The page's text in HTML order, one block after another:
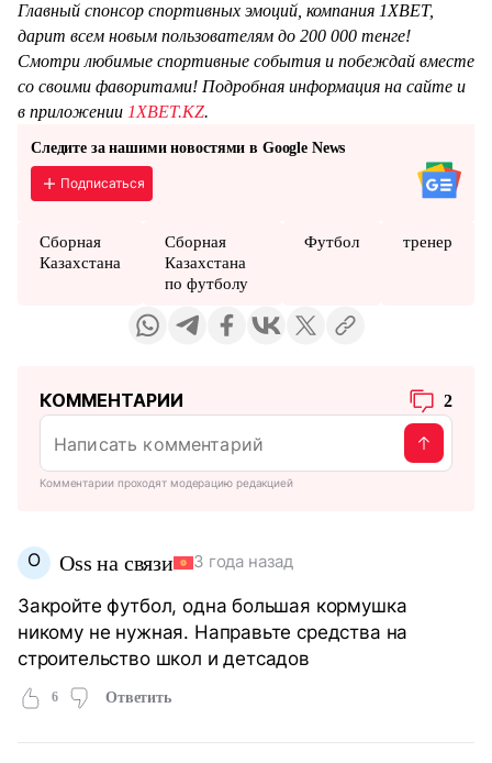
Главный спонсор спортивных эмоций, компания 1XBET,
дарит всем новым пользователям до 200 000 тенге!
Смотри любимые спортивные события и побеждай вместе
со своими фаворитами! Подробная информация на сайте и
в приложении 1XBET.KZ.
Следите за нашими новостями в Google News
Подписаться
Сборная
Казахстана
Сборная
Казахстана
по футболу
Футбол тренер
КОММЕНТАРИИ 2
Комментарии проходят модерацию редакцией
O Oss на связи 3 года назад
Закройте футбол, одна большая кормушка
никому не нужная. Направьте средства на
строительство школ и детсадов
6 Ответить